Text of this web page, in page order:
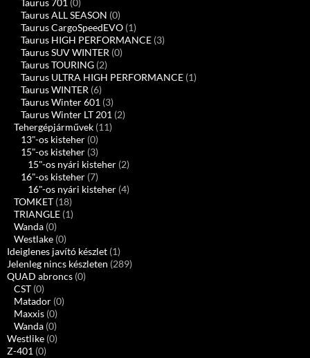
Taurus 701 (0)
Taurus ALL SEASON (0)
Taurus CargoSpeedEVO (1)
Taurus HIGH PERFORMANCE (3)
Taurus SUV WINTER (0)
Taurus TOURING (2)
Taurus ULTRA HIGH PERFORMANCE (1)
Taurus WINTER (6)
Taurus Winter 601 (3)
Taurus Winter LT 201 (2)
Tehergépjárművek (11)
13"-os kisteher (0)
15"-os kisteher (3)
15"-os nyári kisteher (2)
16"-os kisteher (7)
16"-os nyári kisteher (4)
TOMKET (18)
TRIANGLE (1)
Wanda (0)
Westlake (0)
Ideiglenes javító készlet (1)
Jelenleg nincs készleten (289)
QUAD abroncs (0)
CST (0)
Matador (0)
Maxxis (0)
Wanda (0)
Westlike (0)
Z-401 (0)